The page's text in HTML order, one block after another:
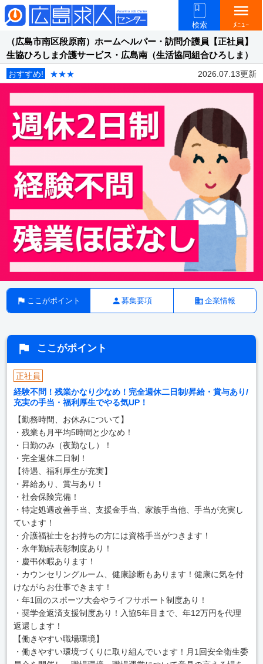
検索
menu
ﾒﾆｭｰ
（広島市南区段原南）ホームヘルパー・訪問介護員【正社員】
生協ひろしま介護サービス・広島南（生活協同組合ひろしま）
おすすめ! ★★★ 2026.07.13更新
ここがポイント 募集要項 企業情報
ここがポイント
正社員
経験不問！残業かなり少なめ！完全週休二日制/昇給・賞与あり/
充実の手当・福利厚生でやる気UP！
【勤務時間、お休みについて】
・残業も月平均5時間と少なめ！
・日勤のみ（夜勤なし）！
・完全週休二日制！
【待遇、福利厚生が充実】
・昇給あり、賞与あり！
・社会保険完備！
・特定処遇改善手当、支援金手当、家族手当他、手当が充実し
ています！
・介護福祉士をお持ちの方には資格手当がつきます！
・永年勤続表彰制度あり！
・慶弔休暇あります！
・カウンセリングルーム、健康診断もあります！健康に気を付
けながらお仕事できます！
・年1回のスポーツ大会やライフサポート制度あり！
・奨学金返済支援制度あり！入協5年目まで、年12万円を代理
返還します！
【働きやすい職場環境】
・働きやすい環境づくりに取り組んでいます！月1回安全衛生委